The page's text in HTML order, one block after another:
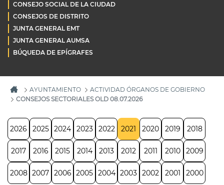
CONSEJO SOCIAL DE LA CIUDAD
CONSEJOS DE DISTRITO
JUNTA GENERAL EMT
JUNTA GENERAL AUMSA
BÚQUEDA DE EPÍGRAFES
AYUNTAMIENTO
ACTIVIDAD ÓRGANOS DE GOBIERNO
CONSEJOS SECTORIALES OLD 08.07.2026
2026 2025 2024 2023 2022 2021 2020 2019 2018
2017 2016 2015 2014 2013 2012 2011 2010 2009
2008 2007 2006 2005 2004 2003 2002 2001 2000